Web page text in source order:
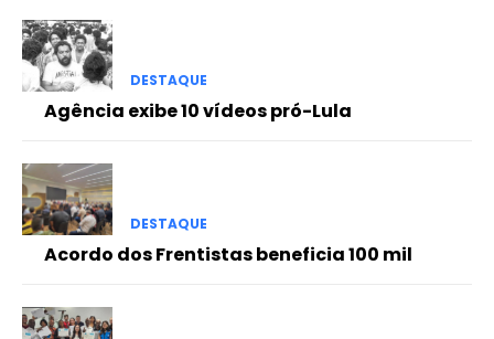
DESTAQUE
Agência exibe 10 vídeos pró-Lula
DESTAQUE
Acordo dos Frentistas beneficia 100 mil